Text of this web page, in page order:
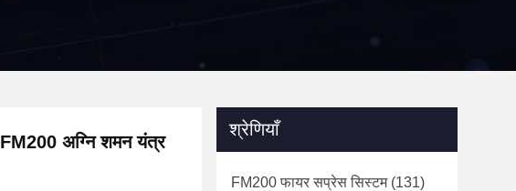
FM200 अग्नि शमन यंत्र
श्रेणियाँ
FM200 फायर सप्रेस सिस्टम(131)